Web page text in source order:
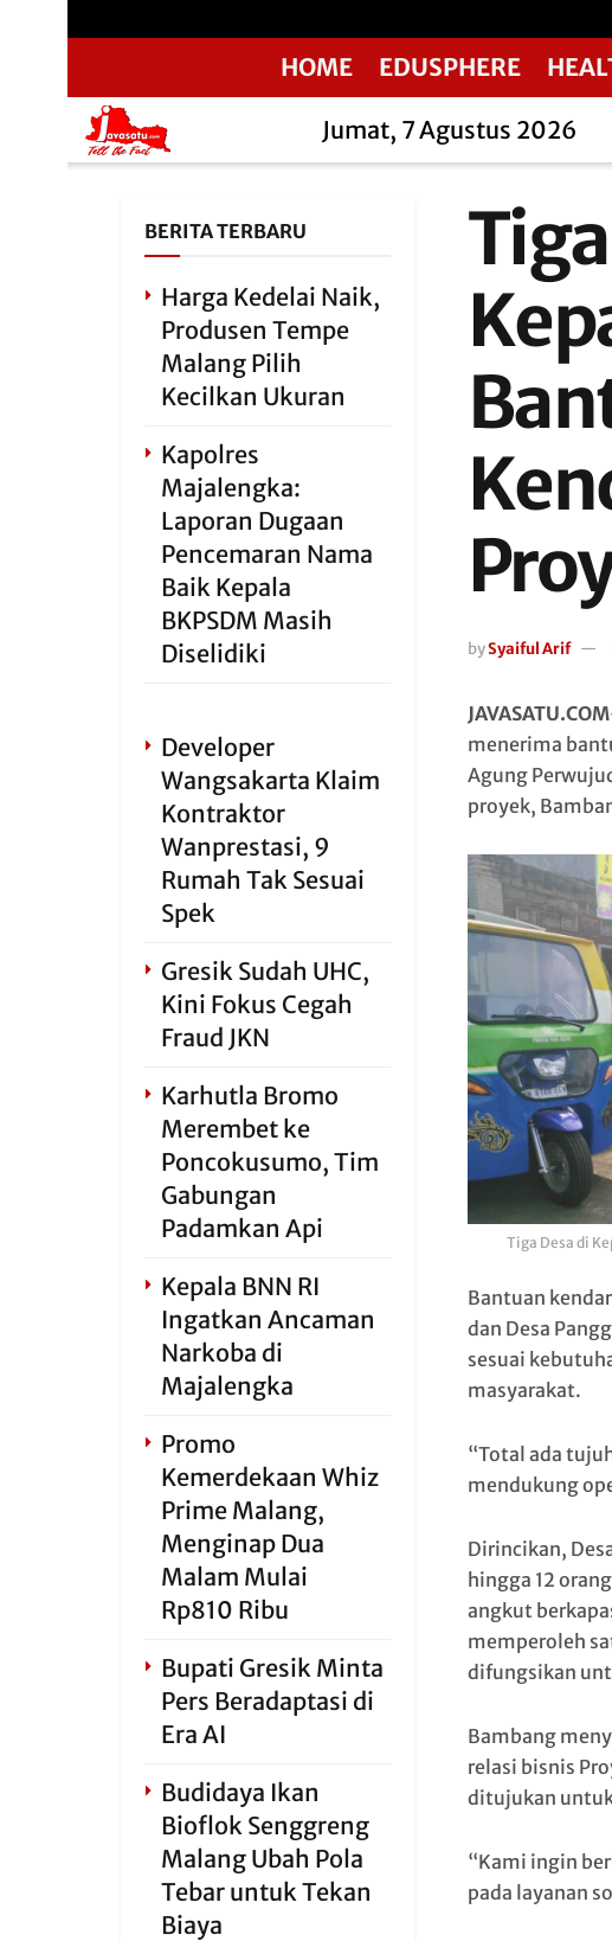
HOME EDUSPHERE
Jumat, 7 Agustus 2026
bySyaiful Arif
menerima
Agung
proyek,
Tiga Desa di
Bantuan
dan Desa
sesuai
masyarakat.
“Total ada
mendukung
Dirincikan,
hingga 12
angkut
memperoleh
difungsikan
Bambang
relasi bisnis
ditujukan
“Kami ingin
pada layanan
BERITA TERBARU
Harga Kedelai Naik,
Produsen Tempe
Malang Pilih
Kecilkan Ukuran
Kapolres
Majalengka:
Laporan Dugaan
Pencemaran Nama
Baik Kepala
BKPSDM Masih
Diselidiki
Developer
Wangsakarta Klaim
Kontraktor
Wanprestasi, 9
Rumah Tak Sesuai
Spek
Gresik Sudah UHC,
Kini Fokus Cegah
Fraud JKN
Karhutla Bromo
Merembet ke
Poncokusumo, Tim
Gabungan
Padamkan Api
Kepala BNN RI
Ingatkan Ancaman
Narkoba di
Majalengka
Promo
Kemerdekaan Whiz
Prime Malang,
Menginap Dua
Malam Mulai
Rp810 Ribu
Bupati Gresik Minta
Pers Beradaptasi di
Era AI
Budidaya Ikan
Bioflok Senggreng
Malang Ubah Pola
Tebar untuk Tekan
Biaya